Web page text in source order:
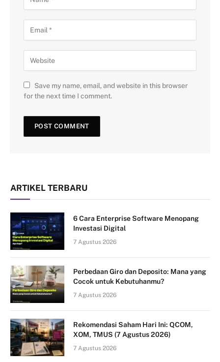
Save my name, email, and website in this browser
for the next time I comment.
ARTIKEL TERBARU
6 Cara Enterprise Software Menopang
Investasi Digital
7 Agustus 2026
Perbedaan Giro dan Deposito: Mana yang
Cocok untuk Kebutuhanmu?
7 Agustus 2026
Rekomendasi Saham Hari Ini: QCOM,
XOM, TMUS (7 Agustus 2026)
7 Agustus 2026